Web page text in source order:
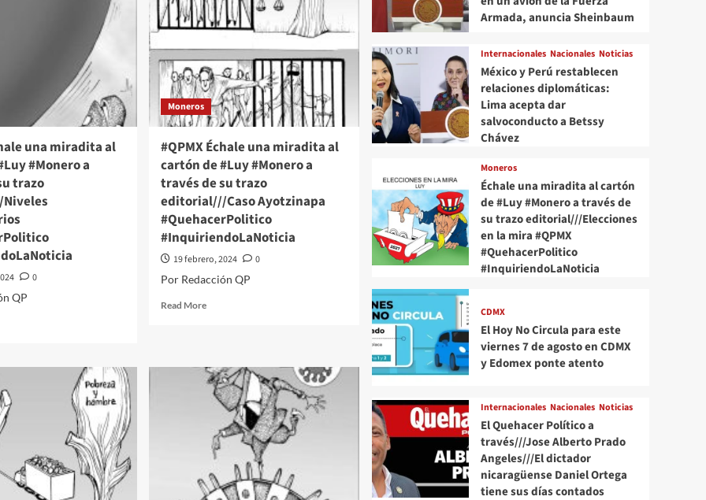
una miradita al
#Monero a
trazo
0
QP
Moneros
#QPMX Échale una miradita al
cartón de #Luy #Monero a
través de su trazo
editorial///Caso Ayotzinapa
#QuehacerPolitico
#InquiriendoLaNoticia
19 febrero, 2024
0
Por Redacción QP
Read MoreRead
una
miradita
cartón
de
#Luy
#Monero
a
través
Armada, anuncia Sheinbaum
Internacionales Nacionales Noticias
México y Perú restablecen
relaciones diplomáticas:
Lima acepta dar
salvoconducto a Betssy
Chávez
Moneros
Échale una miradita al cartón
de #Luy #Monero a través de
su trazo editorial///Elecciones
en la mira #QPMX
#QuehacerPolitico
#InquiriendoLaNoticia
CDMX
El Hoy No Circula para este
viernes 7 de agosto en CDMX
y Edomex ponte atento
Internacionales Nacionales Noticias
El Quehacer Político a
través///Jose Alberto Prado
Angeles///El dictador
nicaragüense Daniel Ortega
tiene sus días contados